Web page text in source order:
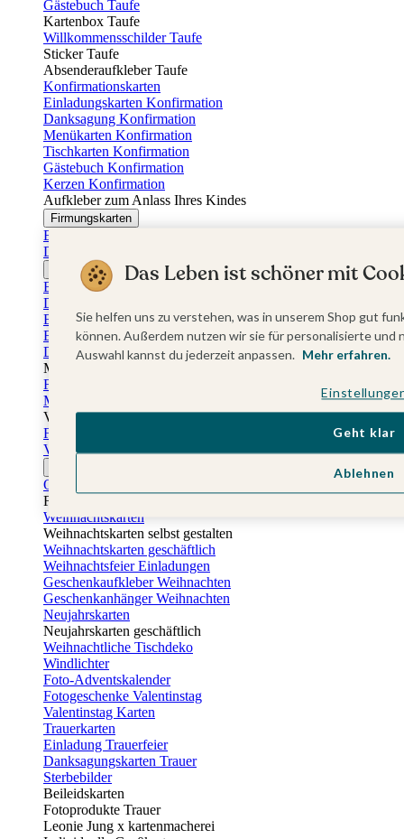
Gästebuch Taufe
Kartenbox Taufe
Willkommensschilder Taufe
Sticker Taufe
Absenderaufkleber Taufe
Konfirmationskarten
Einladungskarten Konfirmation
Danksagung Konfirmation
Menükarten Konfirmation
Tischkarten Konfirmation
Gästebuch Konfirmation
Kerzen Konfirmation
Aufkleber zum Anlass Ihres Kindes
Firmungskarten
Einladungskarten Firmung
Dankeskarten Firmung
Jugendweihekarten
Einladungskarten Jugendweihe
Dankeskarten Jugendweihe
Einschulungskarten
Einladungskarten Einschulung
Danksagung Einschulung
Muttertag
Fotogeschenke Muttertag
Muttertagskarten
Vatertag
Fotogeschenke Vatertag
Vatertagskarten
Osterkarten
Fotogeschenke zu Ostern
Weihnachtskarten
Weihnachtskarten selbst gestalten
Weihnachtskarten geschäftlich
Weihnachtsfeier Einladungen
Geschenkaufkleber Weihnachten
Geschenkanhänger Weihnachten
Neujahrskarten
Neujahrskarten geschäftlich
Weihnachtliche Tischdeko
Windlichter
Foto-Adventskalender
Fotogeschenke Valentinstag
Valentinstag Karten
Trauerkarten
Einladung Trauerfeier
Danksagungskarten Trauer
Sterbebilder
Beileidskarten
Fotoprodukte Trauer
Leonie Jung x kartenmacherei
Das Leben ist schöner mit
Sie helfen uns zu verstehen, was in unserem Shop gut
können. Außerdem nutzen wir sie für personalisierte
Auswahl kannst du jederzeit anpassen. Mehr erfahren.
Ablehnen
Geht klar